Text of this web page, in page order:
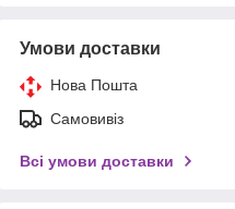
Умови доставки
Нова Пошта
Самовивіз
Всі умови доставки